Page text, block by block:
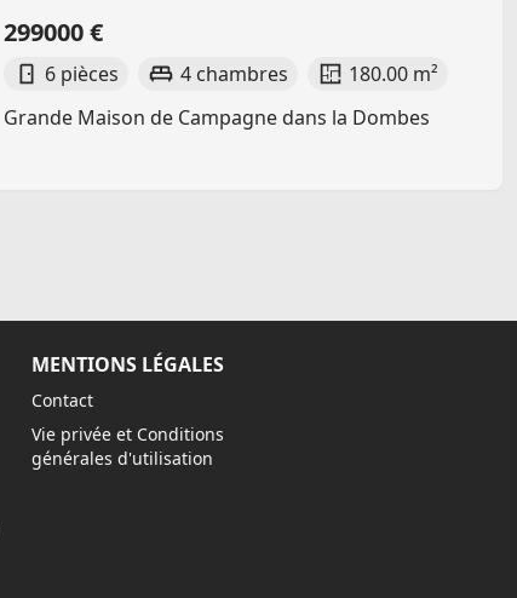
299000 €
6 pièces 4 chambres
180.00 m²
Grande Maison de Campagne dans la Dombes
MENTIONS LÉGALES
Contact
Vie privée et Conditions
générales d'utilisation